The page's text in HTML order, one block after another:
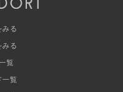
みる
みる
覧
一覧